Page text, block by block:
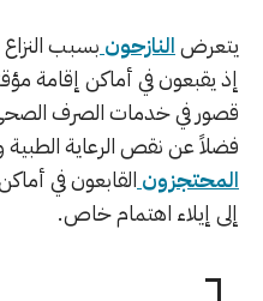
يتعرضالنازحون بسبب
إذ يقبعون في أماكن إقامة
قصور في خدمات الصرف الصحي
فضلاً عن نقص الرعاية الطبية
المحتجزون القابعون في
إلى إيلاء اهتمام خاص.